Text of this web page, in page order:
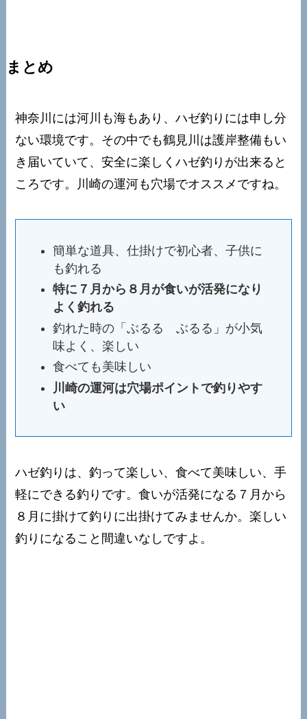
まとめ
神奈川には河川も海もあり、ハゼ釣りには申し分
ない環境です。その中でも鶴見川は護岸整備もい
き届いていて、安全に楽しくハゼ釣りが出来ると
ころです。川崎の運河も穴場でオススメですね。
簡単な道具、仕掛けで初心者、子供に
も釣れる
特に７月から８月が食いが活発になり
よく釣れる
釣れた時の「ぶるる ぶるる」が小気
味よく、楽しい
食べても美味しい
川崎の運河は穴場ポイントで釣りやす
い
ハゼ釣りは、釣って楽しい、食べて美味しい、手
軽にできる釣りです。食いが活発になる７月から
８月に掛けて釣りに出掛けてみませんか。楽しい
釣りになること間違いなしですよ。